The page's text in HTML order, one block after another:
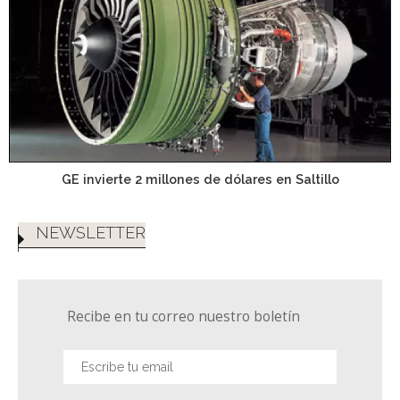
GE invierte 2 millones de dólares en Saltillo
NEWSLETTER
Recibe en tu correo nuestro boletín